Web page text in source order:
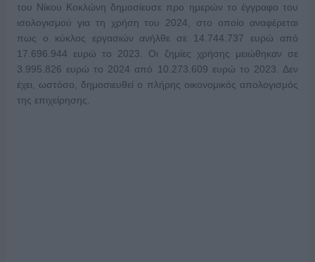
του Νίκου Κοκλώνη δημοσίευσε προ ημερών το έγγραφο του
ισολογισμού για τη χρήση του 2024, στο οποίο αναφέρεται
πως ο κύκλος εργασιών ανήλθε σε 14.744.737 ευρώ από
17.696.944 ευρώ το 2023. Οι ζημίες χρήσης μειώθηκαν σε
3.995.826 ευρώ το 2024 από 10.273.609 ευρώ το 2023. Δεν
έχει, ωστόσο, δημοσιευθεί ο πλήρης οικονομικός απολογισμός
της επιχείρησης.